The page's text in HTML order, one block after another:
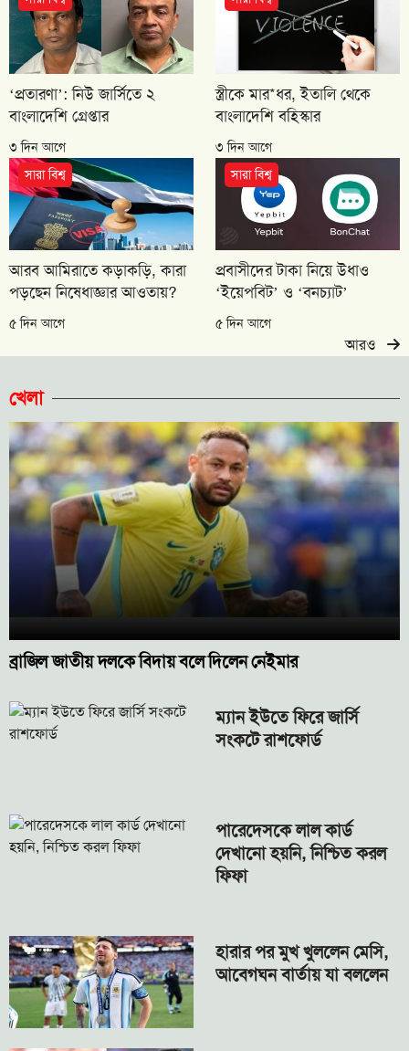
‘প্রতারণা’: নিউ জার্সিতে ২
বাংলাদেশি গ্রেপ্তার
৩ দিন আগে
স্ত্রীকে মার*ধর, ইতালি থেকে
বাংলাদেশি বহিস্কার
৩ দিন আগে
সারা বিশ্ব
আরব আমিরাতে কড়াকড়ি, কারা
পড়ছেন নিষেধাজ্ঞার আওতায়?
৫ দিন আগে
সারা বিশ্ব
প্রবাসীদের টাকা নিয়ে উধাও
‘ইয়েপবিট’ ও ‘বনচ্যাট’
৫ দিন আগে
আরও
খেলা
ব্রাজিল জাতীয় দলকে বিদায় বলে দিলেন নেইমার
ম্যান ইউতে ফিরে জার্সি
সংকটে রাশফোর্ড
পারেদেসকে লাল কার্ড
দেখানো হয়নি, নিশ্চিত করল
ফিফা
হারার পর মুখ খুললেন মেসি,
আবেগঘন বার্তায় যা বললেন